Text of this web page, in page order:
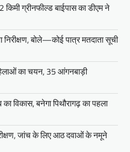
किमी ग्रीनफील्ड बाईपास का डीएम ने
बोले—कोई पात्र मतदाता सूची
का चयन, 35 आंगनबाड़ी
विकास, बनेगा पिथौरागढ़ का पहला
जांच के लिए आठ दवाओं के नमूने